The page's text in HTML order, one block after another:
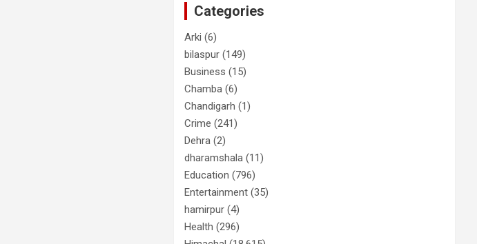
Categories
Arki (6)
bilaspur (149)
Business (15)
Chamba (6)
Chandigarh (1)
Crime (241)
Dehra (2)
dharamshala (11)
Education (796)
Entertainment (35)
hamirpur (4)
Health (296)